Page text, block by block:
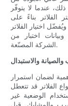
عندما لا يتوفّر
الفلاتر بناءً على
اختيار الفلاتر
اختبار من
الشركة المصنّعة.
والاستبدال
لضمان استمرار
الفلاتر قد تتعطل
الوضعية غير